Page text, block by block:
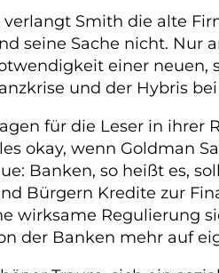
verlangt Smith die alte
seine Sache nicht.
einer
und der Hybris
für die Leser in ihrer
okay, wenn Goldman
Banken, so heißt es,
Bürgern Kredite zur
wirksame Regulierung
der Banken mehr auf